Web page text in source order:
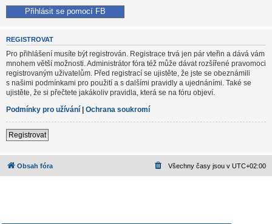
Přihlásit se pomocí FB
REGISTROVAT
Pro přihlášení musíte být registrován. Registrace trvá jen pár vteřin a dává vám
mnohem větší možnosti. Administrátor fóra též může dávat rozšířené pravomoci
registrovaným uživatelům. Před registrací se ujistěte, že jste se obeznámili
s našimi podmínkami pro použití a s dalšími pravidly a ujednáními. Také se
ujistěte, že si přečtete jakákoliv pravidla, která se na fóru objeví.
Podmínky pro užívání | Ochrana soukromí
Registrovat
Obsah fóra Všechny časy jsou v UTC+02:00